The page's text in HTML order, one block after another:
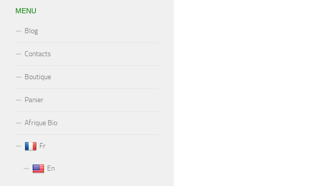
MENU
Blog
Contacts
Boutique
Panier
Afrique Bio
Fr
En